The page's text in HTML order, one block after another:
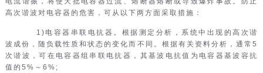
高次谐波对电容器的危害，可从以下两方面采取措施：
1)电容器串联电抗器。根据测定分析，系统中出现的高次谐
波成份，随负载性质和状态的变化而不同。根据有关资料分析，通常5
次谐波，可在电容器组串联电抗器，其基波电抗值为电容器基波容抗
值的5%～6%;